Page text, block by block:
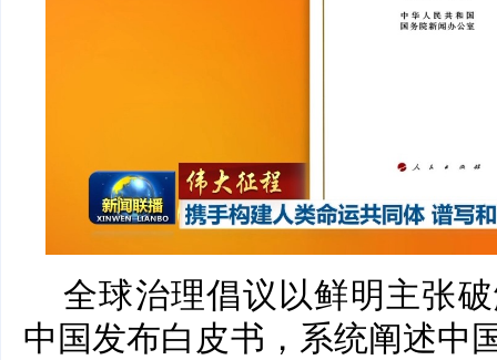
全球治理倡议以鲜明主张
中国发布白皮书，系统阐述中